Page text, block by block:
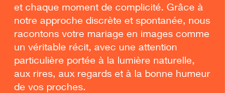
et chaque moment de complicité. Grâce à
notre approche discrète et spontanée, nous
racontons votre mariage en images comme
un véritable récit, avec une attention
particulière portée à la lumière naturelle,
aux rires, aux regards et à la bonne humeur
de vos proches.